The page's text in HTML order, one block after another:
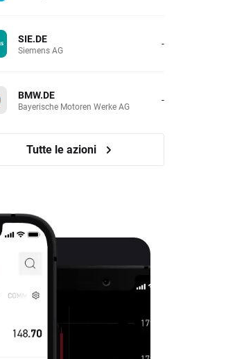
SIE.DE
Siemens AG -
BMW.DE
Bayerische Motoren Werke AG -
Tutte le azioni